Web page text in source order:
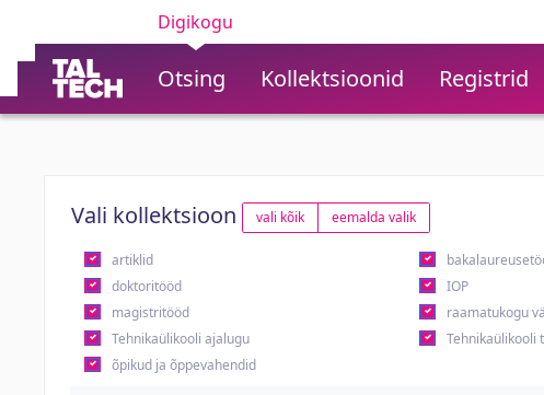
Digikogu
Otsing Kollektsioonid Registrid
Vali kollektsioon vali kõik eemalda valik
artiklid
doktoritööd
IOP
magistritööd
raamatukogu
Tehnikaülikooli ajalugu
Tehnikaülikooli
õpikud ja õppevahendid